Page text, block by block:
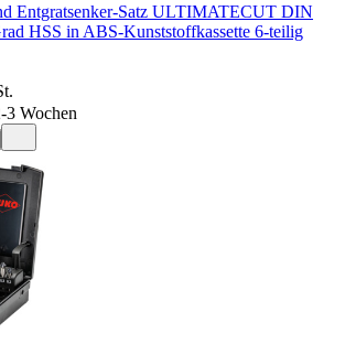
Entgratsenker-Satz ULTIMATECUT DIN
HSS in ABS-Kunststoffkassette 6-teilig
3 Wochen